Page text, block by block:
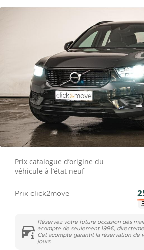
Prix catalogue d’origine du
véhicule à l’état neuf
Prix click2move
Réservez votre future occasion dès
acompte de seulement 199€,
Cet acompte garantit la réservation de
jours.